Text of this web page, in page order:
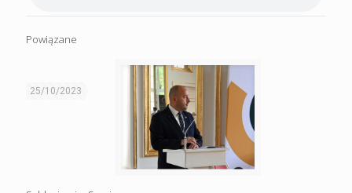
Powiązane
25/10/2023